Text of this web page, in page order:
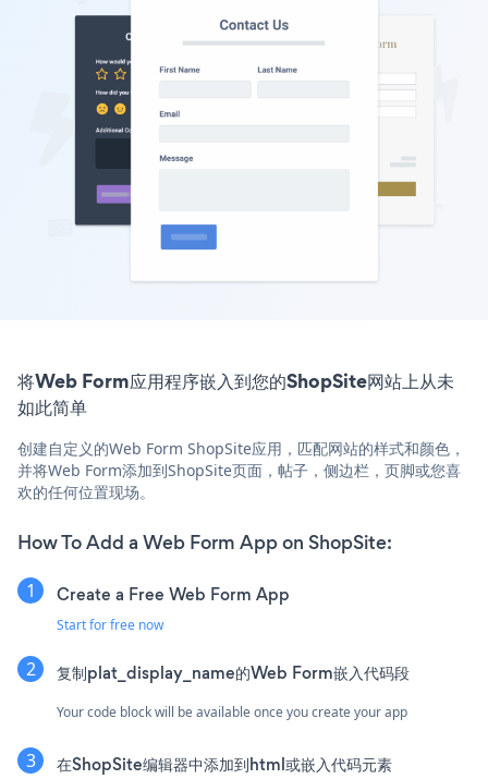
将Web Form应用程序嵌入到您的ShopSite网站上从未
如此简单
创建自定义的Web Form ShopSite应用，匹配网站的样式和颜色，
并将Web Form添加到ShopSite页面，帖子，侧边栏，页脚或您喜
欢的任何位置现场。
How To Add a Web Form App on ShopSite:
Create a Free Web Form App
Start for free now
复制plat_display_name的Web Form嵌入代码段
Your code block will be available once you create your app
在ShopSite编辑器中添加到html或嵌入代码元素